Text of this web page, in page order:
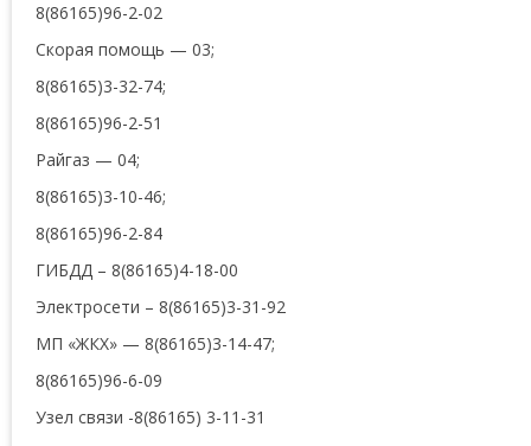
8(86165)96-2-02
Скорая помощь — 03;
8(86165)3-32-74;
8(86165)96-2-51
Райгаз — 04;
8(86165)3-10-46;
8(86165)96-2-84
ГИБДД – 8(86165)4-18-00
Электросети – 8(86165)3-31-92
МП «ЖКХ» — 8(86165)3-14-47;
8(86165)96-6-09
Узел связи -8(86165) 3-11-31